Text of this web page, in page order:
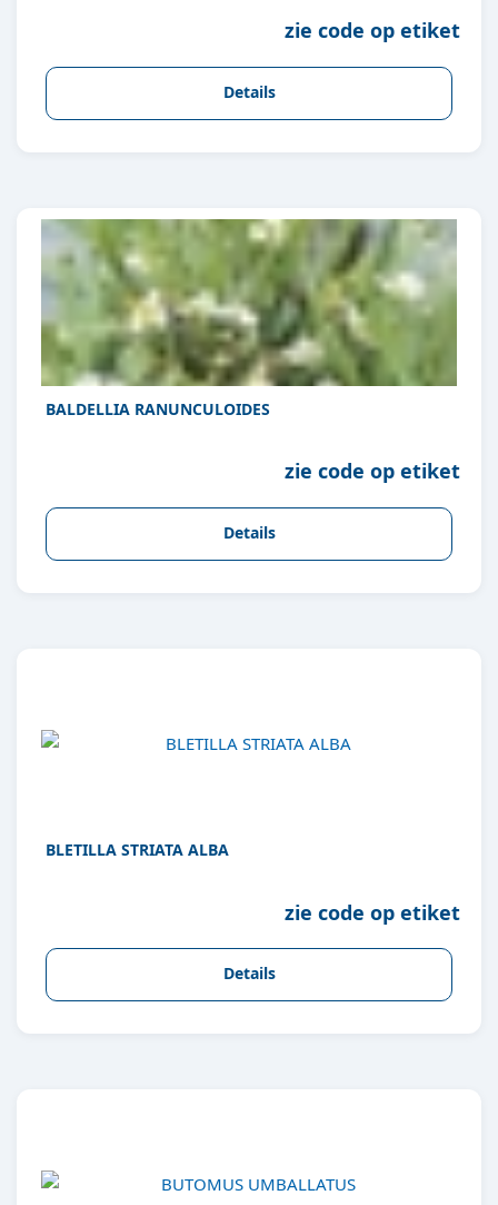
zie code op etiket
Details
BALDELLIA RANUNCULOIDES
zie code op etiket
Details
BLETILLA STRIATA ALBA
zie code op etiket
Details